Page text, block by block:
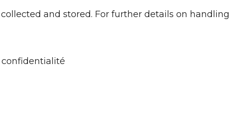
and stored. For further details on handling